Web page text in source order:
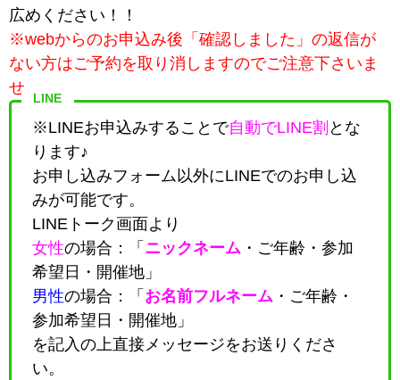
広めください！！
※webからのお申込み後「確認しました」の返信が
ない方はご予約を取り消しますのでご注意下さいま
せ。
LINE
※LINEお申込みすることで自動でLINE割 とな
ります♪
お申し込みフォーム以外にLINEでのお申し込
みが可能です。
LINEトーク画面より
女性の場合：「 ニックネーム ・ ご年齢・参加
希望日・開催地」
男性の場合：「 お名前フルネーム ・ ご年齢・
参加希望日・開催地」
を記入の上直接メッセージをお送りくださ
い。